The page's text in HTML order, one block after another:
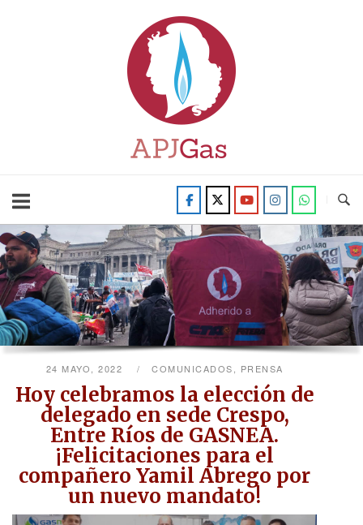
24 MAYO, 2022 COMUNICADOS, PRENSA
Hoy celebramos la elección de
delegado en sede Crespo,
Entre Ríos de GASNEA.
¡Felicitaciones para el
compañero Yamil Abrego por
un nuevo mandato!